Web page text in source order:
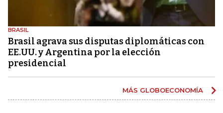
BRASIL
Brasil agrava sus disputas diplomáticas con
EE.UU. y Argentina por la elección
presidencial
MÁS GLOBOECONOMÍA